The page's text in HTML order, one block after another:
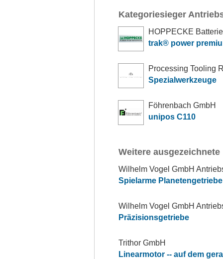
Kategoriesieger
HOPPECKE
trak® power
Processing Tooling
Spezialwerkzeuge
Föhrenbach GmbH
unipos C110
Weitere
Wilhelm Vogel GmbH
Spielarme
Wilhelm Vogel GmbH
Präzisionsgetriebe
Trithor GmbH
Linearmotor -- auf dem